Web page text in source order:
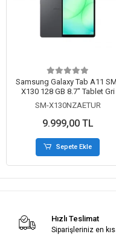
Samsung Galaxy Tab A11
X130 128 GB 8.7" Tablet Gri
SM-X130NZAETUR
9.999,00 TL
Sepete Ekle
Hızlı Teslimat
Siparişleriniz en